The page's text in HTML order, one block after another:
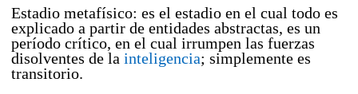
Estadio metafísico: es el estadio en el cual todo es
explicado a partir de entidades abstractas, es un
período crítico, en el cual irrumpen las fuerzas
disolventes de la inteligencia; simplemente es
transitorio.